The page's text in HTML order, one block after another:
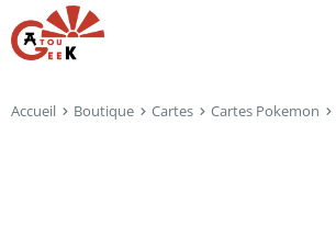
Accueil Boutique Cartes Cartes Pokemon